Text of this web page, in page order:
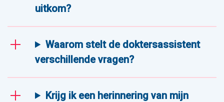
uitkom?
Waarom stelt de doktersassistent
verschillende vragen?
Krijg ik een herinnering van mijn